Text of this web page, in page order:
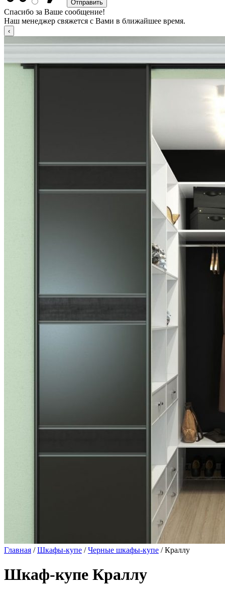
Спасибо за Ваше сообщение!
Наш менеджер свяжется с Вами в ближайшее время.
Главная /Шкафы-купе /Черные шкафы-купе / Краллу
Шкаф-купе Краллу